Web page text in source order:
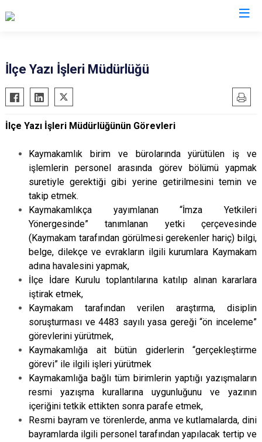
Akyurt
Altındağ
Ayaş
Beypazarı
Çamlıdere
Çankaya
Elmadağ
Etimesgut
Gölbaşı
Güdül
Kahramankazan
Kızılcahamam
Mamak
Şereflikoçhisar
Sincan
İlçe Yazı İşleri Müdürlüğü
İlçe Yazı İşleri Müdürlüğünün Görevleri
Kaymakamlık birim ve bürolarında yürütülen iş ve
işlemlerin personel arasında görev bölümü yapmak
suretiyle gerektiği gibi yerine getirilmesini temin ve
takip etmek.
Kaymakamlıkça yayımlanan “İmza Yetkileri
Yönergesinde” tanımlanan yetki çerçevesinde
(Kaymakam tarafından görülmesi gerekenler hariç) bilgi,
belge, dilekçe ve evrakların ilgili kurumlara Kaymakam
adına havalesini yapmak,
İlçe İdare Kurulu toplantılarına katılıp alınan kararlara
iştirak etmek,
Kaymakam tarafından verilen araştırma, disiplin
soruşturması ve 4483 sayılı yasa gereği “ön inceleme”
görevlerini yürütmek,
Kaymakamlığa ait bütün giderlerin “gerçekleştirme
görevi” ile ilgili işleri yürütmek
Kaymakamlığa bağlı tüm birimlerin yaptığı yazışmaların
resmi yazışma kurallarına uygunluğunu ve yazının
içeriğini tetkik ettikten sonra parafe etmek,
Resmi bayram ve törenlerde, anma ve kutlamalarda, dini
bayramlarda ilgili personel tarafından yapılacak tertip ve